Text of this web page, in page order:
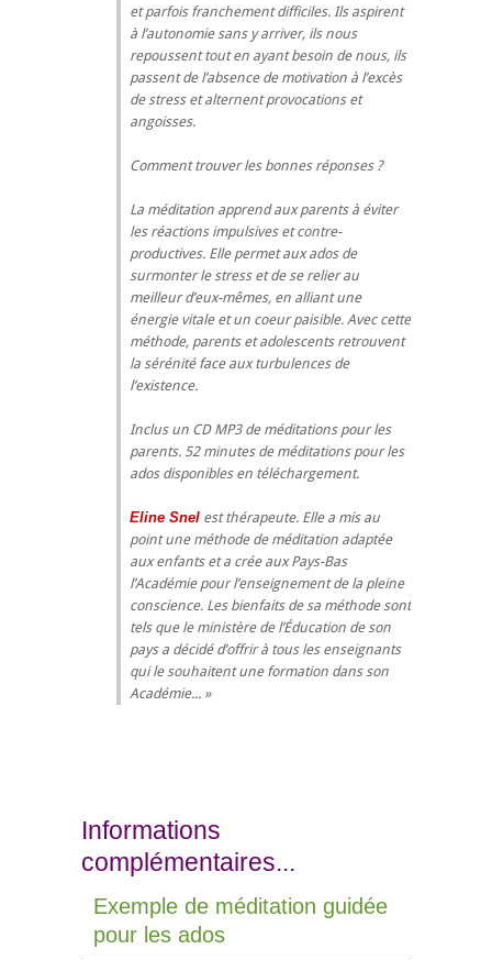
et parfois franchement difficiles. Ils aspirent
à l’autonomie sans y arriver, ils nous
repoussent tout en ayant besoin de nous, ils
passent de l’absence de motivation à l’excès
de stress et alternent provocations et
angoisses.
Comment trouver les bonnes réponses ?
La méditation apprend aux parents à éviter
les réactions impulsives et contre-
productives. Elle permet aux ados de
surmonter le stress et de se relier au
meilleur d’eux-mêmes, en alliant une
énergie vitale et un coeur paisible. Avec cette
méthode, parents et adolescents retrouvent
la sérénité face aux turbulences de
l’existence.
Inclus un CD MP3 de méditations pour les
parents. 52 minutes de méditations pour les
ados disponibles en téléchargement.
Eline Snel est thérapeute. Elle a mis au
point une méthode de méditation adaptée
aux enfants et a crée aux Pays-Bas
l’Académie pour l’enseignement de la pleine
conscience. Les bienfaits de sa méthode sont
tels que le ministère de l’Éducation de son
pays a décidé d’offrir à tous les enseignants
qui le souhaitent une formation dans son
Académie...
Informations
complémentaires...
Exemple de méditation guidée
pour les ados